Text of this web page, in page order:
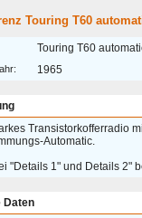
Touring T60
Touring T60
1965
Transistorkofferradio
Automatic.
"Details 1" und Details 2"
Daten